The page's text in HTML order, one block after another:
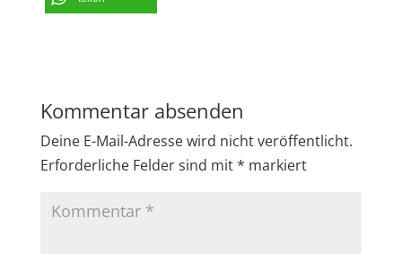
Kommentar absenden
Deine E-Mail-Adresse wird nicht veröffentlicht.
Erforderliche Felder sind mit* markiert